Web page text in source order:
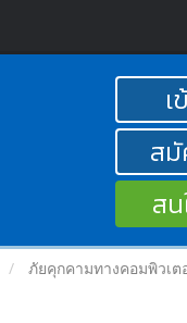
เ
ส
ส
ภัยคุกคามทางคอมพิวเ